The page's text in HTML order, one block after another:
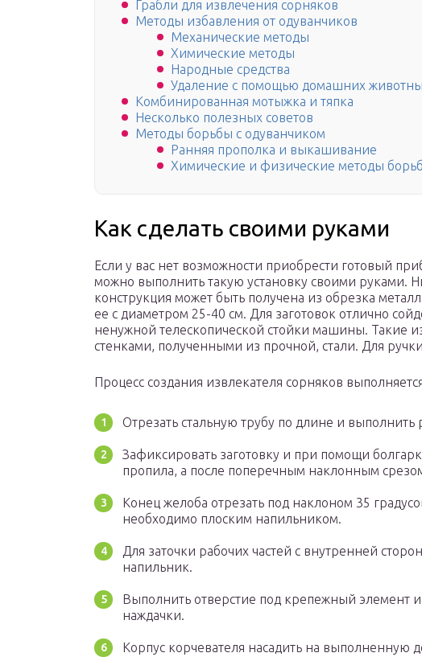
Грабли для извлечения сорняков
Методы избавления от одуванчиков
Механические методы
Химические методы
Народные средства
Удаление с помощью домашних
Комбинированная мотыжка и тяпка
Несколько полезных советов
Методы борьбы с одуванчиком
Ранняя прополка и выкашивание
Химические и физические методы
Как сделать своими руками
Если у вас нет возможности приобрести готовый
можно выполнить такую установку своими руками.
конструкция может быть получена из обрезка
ее с диаметром 25-40 см. Для заготовок отлично
ненужной телескопической стойки машины. Такие
стенками, полученными из прочной, стали. Для
Процесс создания извлекателя сорняков
Отрезать стальную трубу по длине и
Зафиксировать заготовку и при помощи
пропила, а после поперечным наклонным
Конец желоба отрезать под наклоном 35
необходимо плоским напильником.
Для заточки рабочих частей с внутренней
напильник.
Выполнить отверстие под крепежный элемент
наждачки.
Корпус корчевателя насадить на выполненную